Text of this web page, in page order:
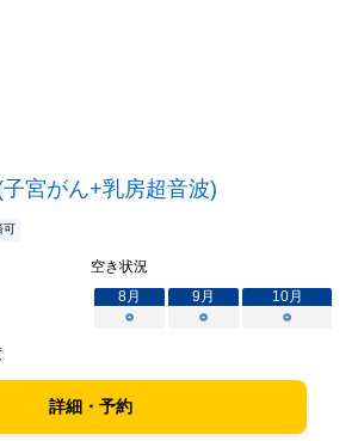
宮がん+乳房超音波)
空き状況
8月 9月 10月
○
○ ○
詳細・予約